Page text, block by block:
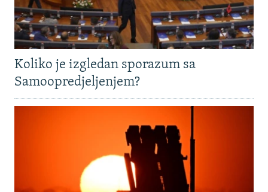
Koliko je izgledan sporazum sa
Samoopredjeljenjem?